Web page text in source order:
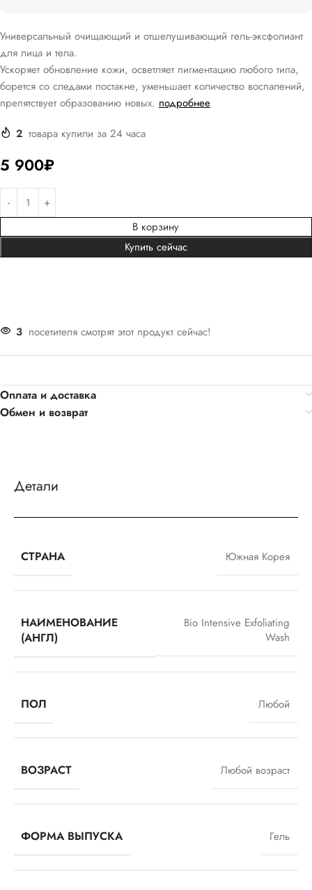
Универсальный очищающий и отшелушивающий гель-эксфолиант
для лица и тела.
Ускоряет обновление кожи, осветляет пигментацию любого типа,
борется со следами постакне, уменьшает количество воспалений,
препятствует образованию новых. подробнее
2 товара купили за 24 часа
5 900₽
В корзину
Купить сейчас
3 посетителя смотрят этот продукт сейчас!
Оплата и доставка
Обмен и возврат
Детали
СТРАНА Южная Корея
НАИМЕНОВАНИЕ
(АНГЛ)
Bio Intensive Exfoliating
Wash
ПОЛ Любой
ВОЗРАСТ Любой возраст
ФОРМА ВЫПУСКА Гель